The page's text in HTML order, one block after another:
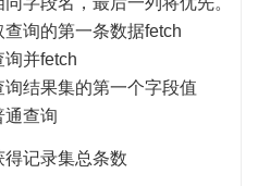
查询的第一条数据fetch
询并fetch
询结果集的第一个字段值
通查询
得记录集总条数